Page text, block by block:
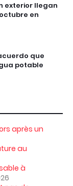
exterior llegan
en
que
potable
après un
au
à